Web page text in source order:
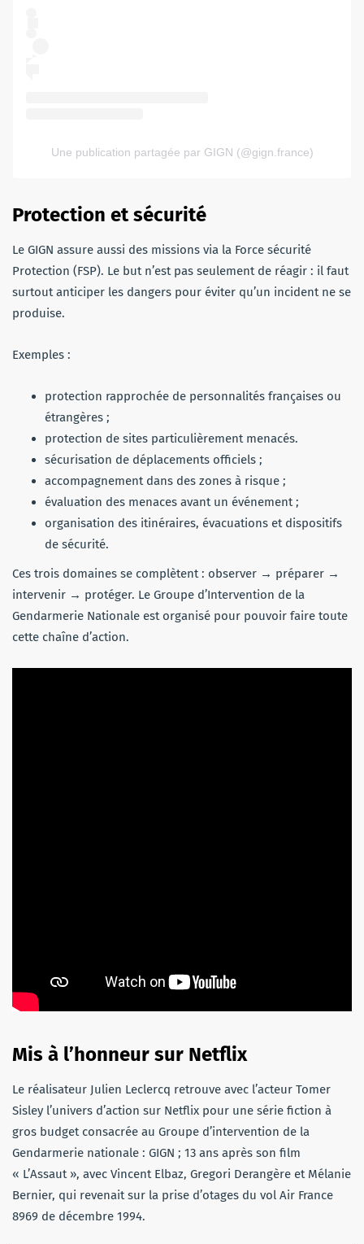
Une publication partagée par GIGN (@gign.france)
Protection et sécurité
Le GIGN assure aussi des missions via la Force sécurité
Protection (FSP). Le but n’est pas seulement de réagir : il faut
surtout anticiper les dangers pour éviter qu’un incident ne se
produise.
Exemples :
protection rapprochée de personnalités françaises ou
étrangères ;
protection de sites particulièrement menacés.
sécurisation de déplacements officiels ;
accompagnement dans des zones à risque ;
évaluation des menaces avant un événement ;
organisation des itinéraires, évacuations et dispositifs
de sécurité.
Ces trois domaines se complètent : observer → préparer →
intervenir → protéger. Le Groupe d’Intervention de la
Gendarmerie Nationale est organisé pour pouvoir faire toute
cette chaîne d’action.
Mis à l’honneur sur Netflix
Le réalisateur Julien Leclercq retrouve avec l’acteur Tomer
Sisley l’univers d’action sur Netflix pour une série fiction à
gros budget consacrée au Groupe d’intervention de la
Gendarmerie nationale : GIGN ; 13 ans après son film
« L’Assaut », avec Vincent Elbaz, Gregori Derangère et Mélanie
Bernier, qui revenait sur la prise d’otages du vol Air France
8969 de décembre 1994.